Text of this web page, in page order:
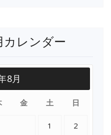
レンダー
8月
金 土 日
1 2